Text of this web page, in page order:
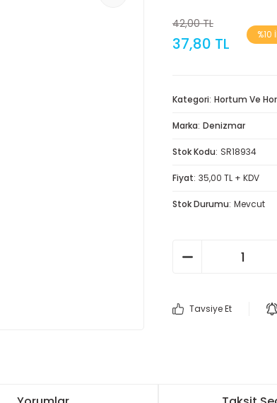
42,00 TL
37,80 TL %10
Kategori Hortum Ve
Marka Denizmar
Stok Kodu SR18934
Fiyat 35,00 TL + KDV
Stok Durumu Mevcut
Tavsiye Et